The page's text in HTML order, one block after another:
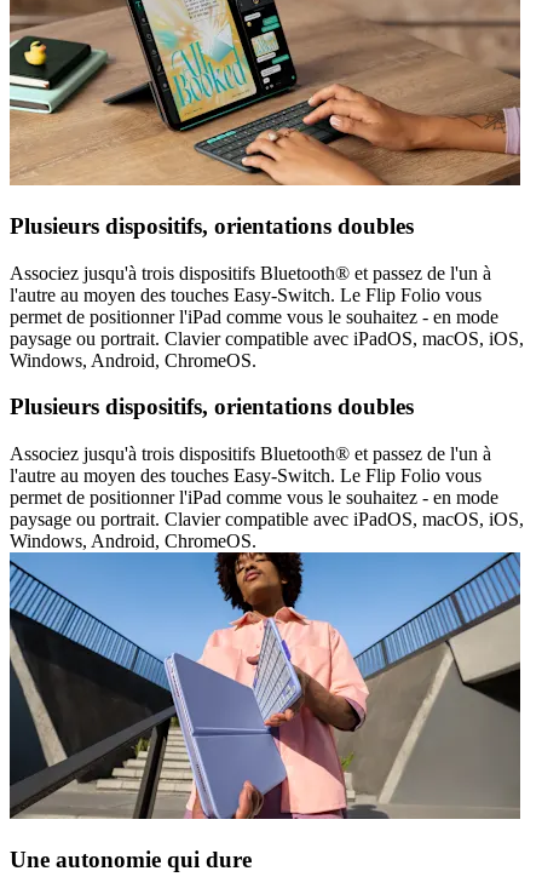
Plusieurs dispositifs, orientations doubles
Associez jusqu'à trois dispositifs Bluetooth® et passez de l'un à
l'autre au moyen des touches Easy-Switch. Le Flip Folio vous
permet de positionner l'iPad comme vous le souhaitez - en mode
paysage ou portrait. Clavier compatible avec iPadOS, macOS, iOS,
Windows, Android, ChromeOS.
Plusieurs dispositifs, orientations doubles
Associez jusqu'à trois dispositifs Bluetooth® et passez de l'un à
l'autre au moyen des touches Easy-Switch. Le Flip Folio vous
permet de positionner l'iPad comme vous le souhaitez - en mode
paysage ou portrait. Clavier compatible avec iPadOS, macOS, iOS,
Windows, Android, ChromeOS.
Une autonomie qui dure